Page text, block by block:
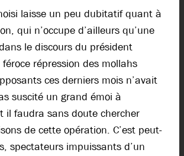
laisse un peu dubitatif quant à
qui n’occupe d’ailleurs qu’une
le discours du président
répression des mollahs
ces derniers mois n’avait
suscité un grand émoi à
il faudra sans doute chercher
de cette opération. C’est peut-
spectateurs impuissants d’un